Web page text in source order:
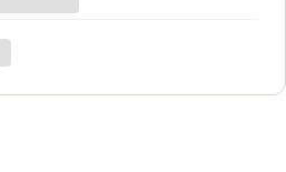
bardzo ważny moment,
miejsce.